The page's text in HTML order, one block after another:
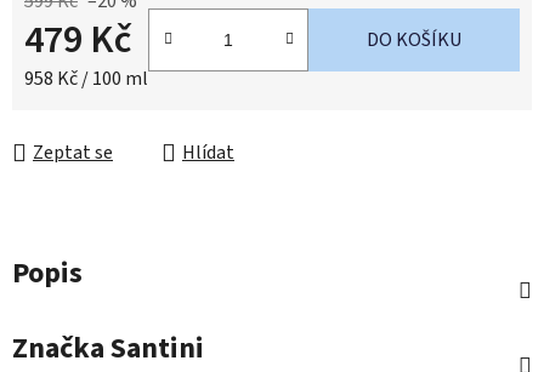
479 Kč
Měrná cena:
958 Kč / 100 ml
DO KOŠÍKU
Zeptat se Hlídat
Popis
ZnačkaSantini